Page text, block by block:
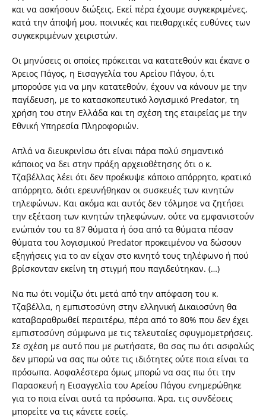
και να ασκήσουν διώξεις. Εκεί πέρα έχουμε συγκεκριμένες,
κατά την άποψή μου, ποινικές και πειθαρχικές ευθύνες των
συγκεκριμένων χειριστών.
Οι μηνύσεις οι οποίες πρόκειται να κατατεθούν και έκανε ο
Άρειος Πάγος, η Εισαγγελία του Αρείου Πάγου, ό,τι
μπορούσε για να μην κατατεθούν, έχουν να κάνουν με την
παγίδευση, με το κατασκοπευτικό λογισμικό Predator, τη
χρήση του στην Ελλάδα και τη σχέση της εταιρείας με την
Εθνική Υπηρεσία Πληροφοριών.
Απλά να διευκρινίσω ότι είναι πάρα πολύ σημαντικό
κάποιος να δει στην πράξη αρχειοθέτησης ότι ο κ.
Τζαβέλλας λέει ότι δεν προέκυψε κάποιο απόρρητο, κρατικό
απόρρητο, διότι ερευνήθηκαν οι συσκευές των κινητών
τηλεφώνων. Και ακόμα και αυτός δεν τόλμησε να ζητήσει
την εξέταση των κινητών τηλεφώνων, ούτε να εμφανιστούν
ενώπιόν του τα 87 θύματα ή όσα από τα θύματα πέσαν
θύματα του λογισμικού Predator προκειμένου να δώσουν
εξηγήσεις για το αν είχαν στο κινητό τους τηλέφωνο ή πού
βρίσκονταν εκείνη τη στιγμή που παγιδεύτηκαν. (…)
Να πω ότι νομίζω ότι μετά από την απόφαση του κ.
Τζαβέλλα, η εμπιστοσύνη στην ελληνική Δικαιοσύνη θα
καταβαραθρωθεί περαιτέρω, πέρα από το 80% που δεν έχει
εμπιστοσύνη σύμφωνα με τις τελευταίες σφυγμομετρήσεις.
Σε σχέση με αυτό που με ρωτήσατε, θα σας πω ότι ασφαλώς
δεν μπορώ να σας πω ούτε τις ιδιότητες ούτε ποια είναι τα
πρόσωπα. Ασφαλέστερα όμως μπορώ να σας πω ότι την
Παρασκευή η Εισαγγελία του Αρείου Πάγου ενημερώθηκε
για το ποια είναι αυτά τα πρόσωπα. Άρα, τις συνδέσεις
μπορείτε να τις κάνετε εσείς.